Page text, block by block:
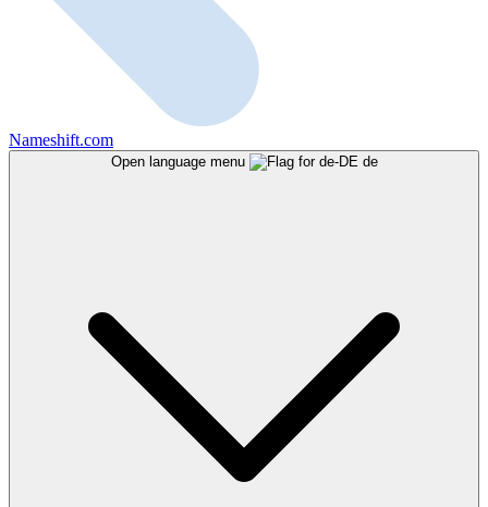
Nameshift.com
Open language menu de